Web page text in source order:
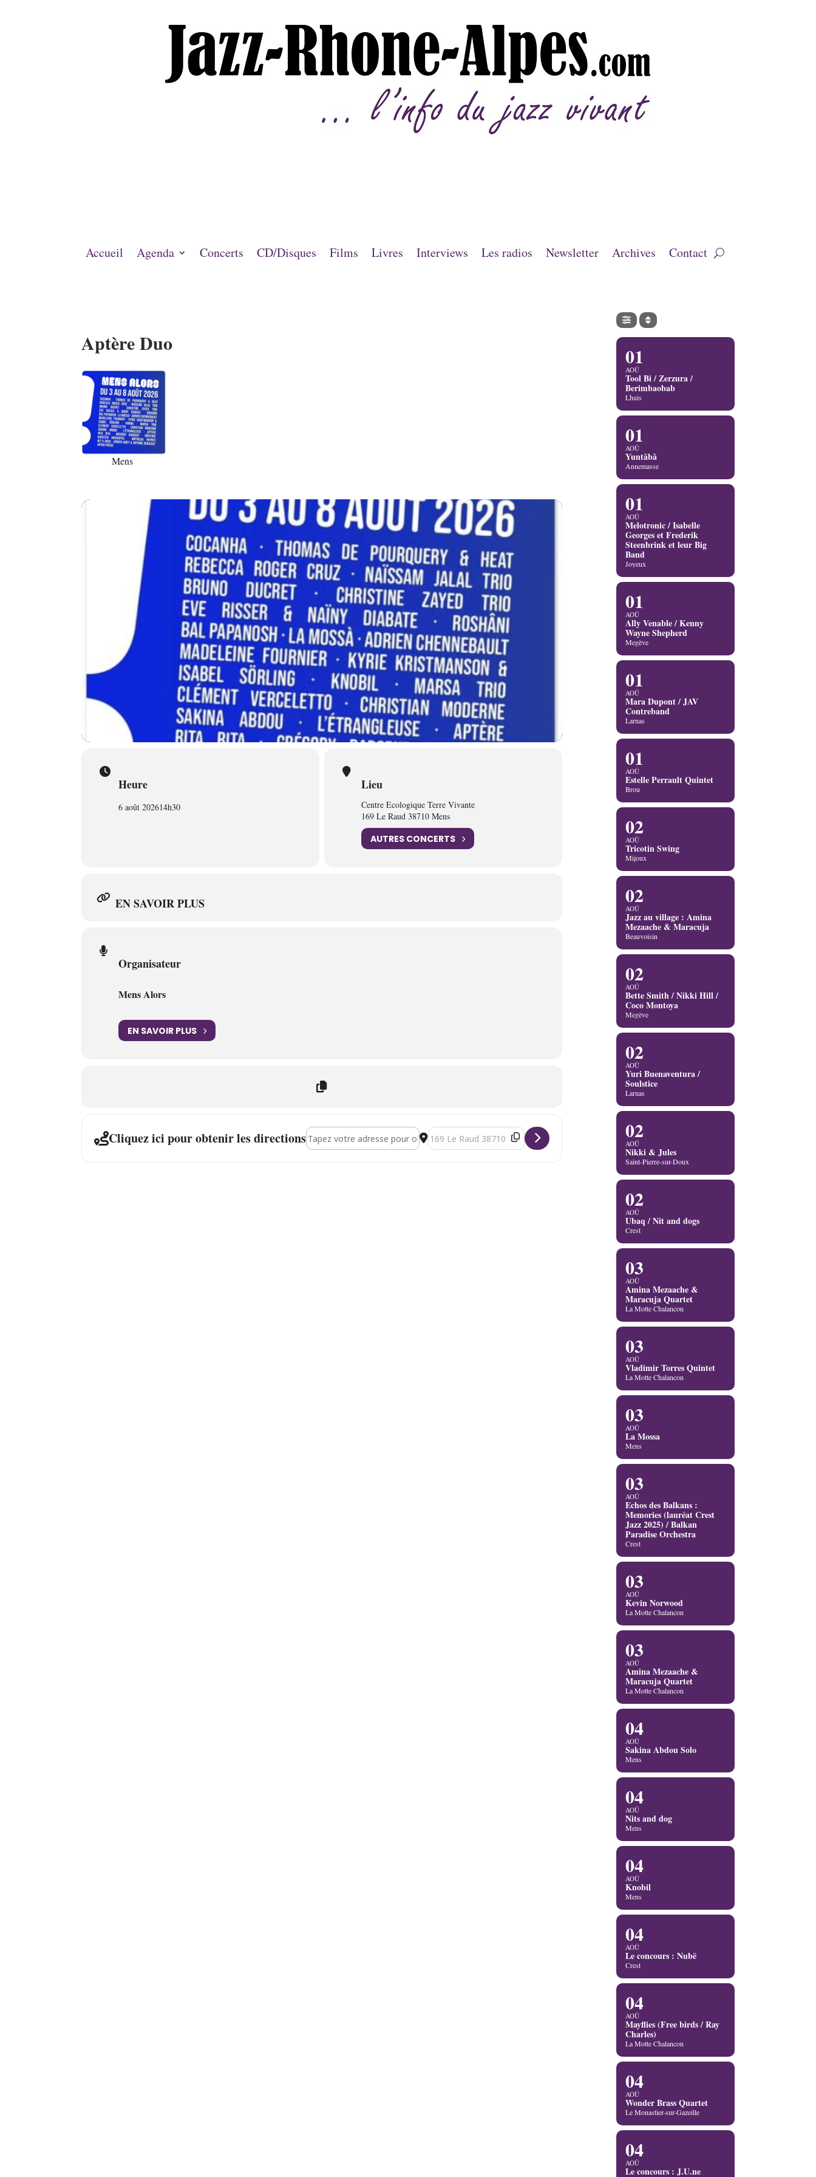
Accueil Agenda Concerts CD/Disques Films Livres Interviews Les radios Newsletter Archives Contact
Aptère Duo
Mens
Heure
6 août 202614h30
Lieu
Centre Ecologique Terre Vivante
169 Le Raud 38710 Mens
AUTRES CONCERTS
EN SAVOIR PLUS
Organisateur
Mens Alors
EN SAVOIR PLUS
Cliquez ici pour obtenir les directionsAddress - Aptère Duo [yq53ZEloo]Destination Address - Aptère Duo [MJqYB7e5e]
01
AOÛ
Tool Bi / Zerzura /
Berimbaobab
Lhuis
01
AOÛ
Yuntãbã
Annemasse
01
AOÛ
Melotronic / Isabelle
Georges et Frederik
Steenbrink et leur Big
Band
Joyeux
01
AOÛ
Ally Venable / Kenny
Wayne Shepherd
Megève
01
AOÛ
Mara Dupont / JAV
Contreband
Larnas
01
AOÛ
Estelle Perrault Quintet
Brou
02
AOÛ
Tricotin Swing
Mijoux
02
AOÛ
Jazz au village : Amina
Mezaache & Maracuja
Beauvoisin
02
AOÛ
Bette Smith / Nikki Hill /
Coco Montoya
Megève
02
AOÛ
Yuri Buenaventura /
Soulstice
Larnas
02
AOÛ
Nikki & Jules
Saint-Pierre-sur-Doux
02
AOÛ
Ubaq / Nit and dogs
Crest
03
AOÛ
Amina Mezaache &
Maracuja Quartet
La Motte Chalancon
03
AOÛ
Vladimir Torres Quintet
La Motte Chalancon
03
AOÛ
La Mossa
Mens
03
AOÛ
Echos des Balkans :
Memories (lauréat Crest
Jazz 2025) / Balkan
Paradise Orchestra
Crest
03
AOÛ
Kevin Norwood
La Motte Chalancon
03
AOÛ
Amina Mezaache &
Maracuja Quartet
La Motte Chalancon
04
AOÛ
Sakina Abdou Solo
Mens
04
AOÛ
Nits and dog
Mens
04
AOÛ
Knobil
Mens
04
AOÛ
Le concours : Nubë
Crest
04
AOÛ
Mayflies (Free birds / Ray
Charles)
La Motte Chalancon
04
AOÛ
Wonder Brass Quartet
Le Monastier-sur-Gazeille
04
AOÛ
Le concours : J.U.ne